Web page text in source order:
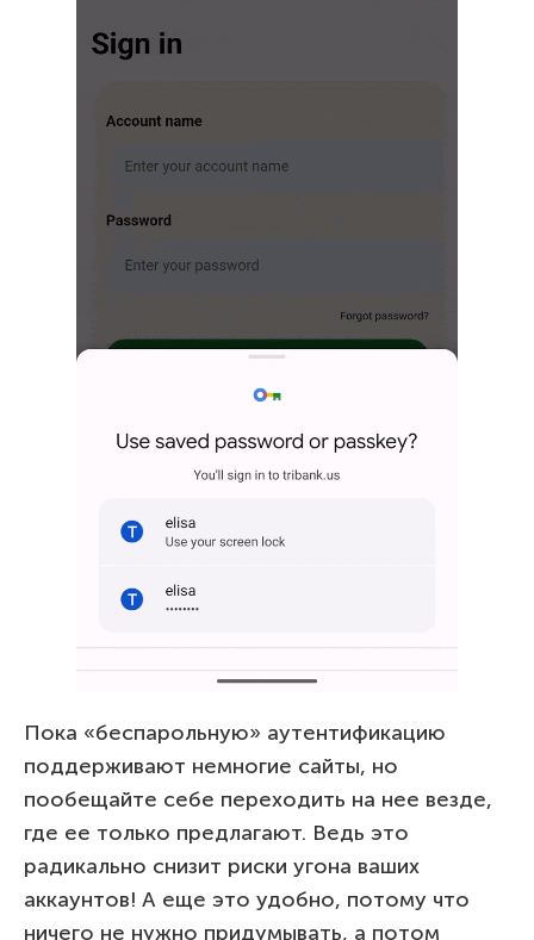
Пока «беспарольную» аутентификацию
поддерживают немногие сайты, но
пообещайте себе переходить на нее везде,
где ее только предлагают. Ведь это
радикально снизит риски угона ваших
аккаунтов! А еще это удобно, потому что
ничего не нужно придумывать, а потом